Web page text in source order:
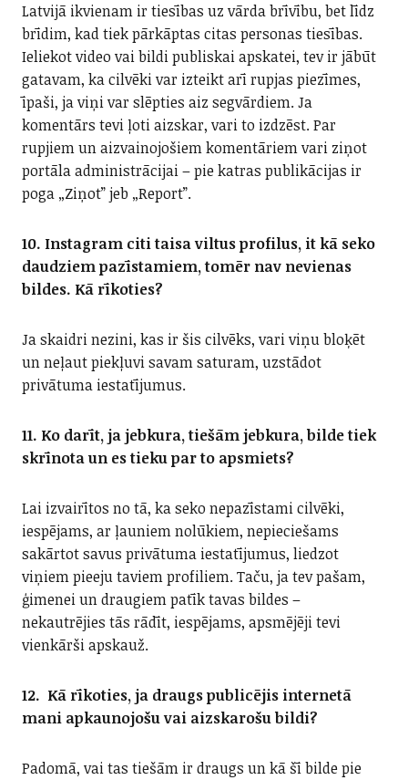
Latvijā ikvienam ir tiesības uz vārda brīvību, bet līdz
brīdim, kad tiek pārkāptas citas personas tiesības.
Ieliekot video vai bildi publiskai apskatei, tev ir jābūt
gatavam, ka cilvēki var izteikt arī rupjas piezīmes,
īpaši, ja viņi var slēpties aiz segvārdiem. Ja
komentārs tevi ļoti aizskar, vari to izdzēst. Par
rupjiem un aizvainojošiem komentāriem vari ziņot
portāla administrācijai – pie katras publikācijas ir
poga „Ziņot” jeb „Report”.
10. Instagram citi taisa viltus profilus, it kā seko
daudziem pazīstamiem, tomēr nav nevienas
bildes. Kā rīkoties?
Ja skaidri nezini, kas ir šis cilvēks, vari viņu bloķēt
un neļaut piekļuvi savam saturam, uzstādot
privātuma iestatījumus.
11. Ko darīt, ja jebkura, tiešām jebkura, bilde tiek
skrīnota un es tieku par to apsmiets?
Lai izvairītos no tā, ka seko nepazīstami cilvēki,
iespējams, ar ļauniem nolūkiem, nepieciešams
sakārtot savus privātuma iestatījumus, liedzot
viņiem pieeju taviem profiliem. Taču, ja tev pašam,
ģimenei un draugiem patīk tavas bildes –
nekautrējies tās rādīt, iespējams, apsmējēji tevi
vienkārši apskauž.
12. Kā rīkoties, ja draugs publicējis internetā
mani apkaunojošu vai aizskarošu bildi?
Padomā, vai tas tiešām ir draugs un kā šī bilde pie